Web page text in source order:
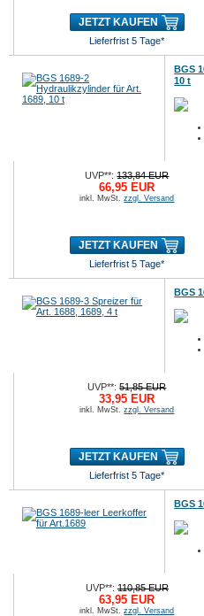
JETZT KAUFEN
Lieferfrist 5 Tage*
BGS
10 t
UVP**:133,84 EUR
66,95 EUR
inkl. MwSt.zzgl. Versand
JETZT KAUFEN
Lieferfrist 5 Tage*
BGS
UVP**:51,85 EUR
33,95 EUR
inkl. MwSt.zzgl. Versand
JETZT KAUFEN
Lieferfrist 5 Tage*
BGS
UVP**:110,85 EUR
63,95 EUR
inkl. MwSt.zzgl. Versand